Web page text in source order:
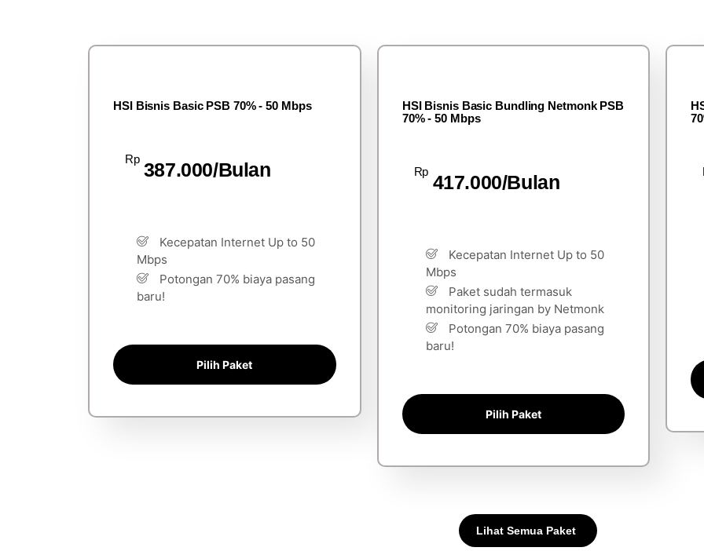
HSI Bisnis Basic PSB 70% - 50 Mbps
Rp 387.000/Bulan
Kecepatan Internet Up to 50
Mbps
Potongan 70% biaya pasang
baru!
Pilih Paket
HSI Bisnis Basic Bundling Netmonk PSB
70% - 50 Mbps
Rp 417.000/Bulan
Kecepatan Internet Up to 50
Mbps
Paket sudah termasuk
monitoring jaringan by Netmonk
Potongan 70% biaya pasang
baru!
Pilih Paket
Lihat Semua Paket